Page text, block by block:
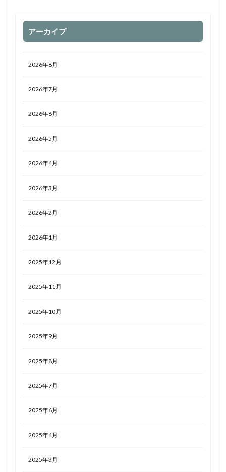
アーカイブ
2026年8月
2026年7月
2026年6月
2026年5月
2026年4月
2026年3月
2026年2月
2026年1月
2025年12月
2025年11月
2025年10月
2025年9月
2025年8月
2025年7月
2025年6月
2025年4月
2025年3月